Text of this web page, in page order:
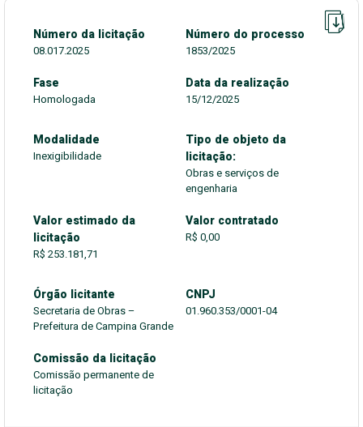
Número da licitação
08.017.2025
Número do processo
1853/2025
Fase
Homologada
Data da realização
15/12/2025
Modalidade
Inexigibilidade
Tipo de objeto da
licitação:
Obras e serviços de
engenharia
Valor estimado da
licitação
R$ 253.181,71
Valor contratado
R$ 0,00
Órgão licitante
Secretaria de Obras –
Prefeitura de Campina Grande
CNPJ
01.960.353/0001-04
Comissão da licitação
Comissão permanente de
licitação